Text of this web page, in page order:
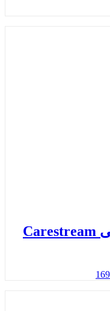
سنسور RVG آر وی جی Carestream